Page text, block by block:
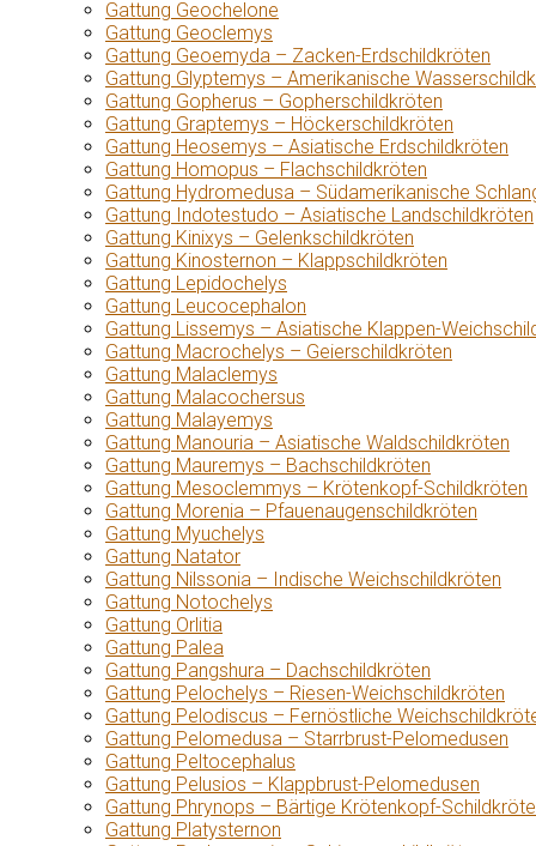
Gattung Geochelone
Gattung Geoclemys
Gattung Geoemyda – Zacken-Erdschildkröten
Gattung Glyptemys – Amerikanische
Gattung Gopherus – Gopherschildkröten
Gattung Graptemys – Höckerschildkröten
Gattung Heosemys – Asiatische Erdschildkröten
Gattung Homopus – Flachschildkröten
Gattung Hydromedusa – Südamerikanische
Gattung Indotestudo – Asiatische Landschildkröten
Gattung Kinixys – Gelenkschildkröten
Gattung Kinosternon – Klappschildkröten
Gattung Lepidochelys
Gattung Leucocephalon
Gattung Lissemys – Asiatische Klappen-
Gattung Macrochelys – Geierschildkröten
Gattung Malaclemys
Gattung Malacochersus
Gattung Malayemys
Gattung Manouria – Asiatische Waldschildkröten
Gattung Mauremys – Bachschildkröten
Gattung Mesoclemmys – Krötenkopf-Schildkröten
Gattung Morenia – Pfauenaugenschildkröten
Gattung Myuchelys
Gattung Natator
Gattung Nilssonia – Indische Weichschildkröten
Gattung Notochelys
Gattung Orlitia
Gattung Palea
Gattung Pangshura – Dachschildkröten
Gattung Pelochelys – Riesen-Weichschildkröten
Gattung Pelodiscus – Fernöstliche
Gattung Pelomedusa – Starrbrust-Pelomedusen
Gattung Peltocephalus
Gattung Pelusios – Klappbrust-Pelomedusen
Gattung Phrynops – Bärtige Krötenkopf-
Gattung Platysternon